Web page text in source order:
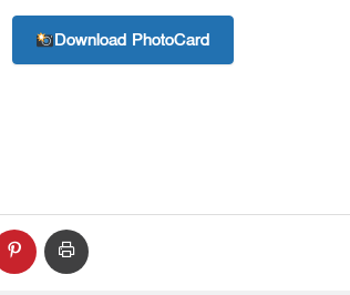
Download PhotoCard